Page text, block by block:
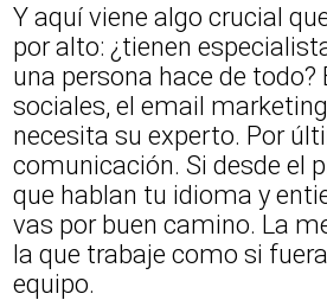
Y aquí viene algo crucial
por alto: ¿tienen
una persona hace de todo?
sociales, el email
necesita su experto. Por
comunicación. Si desde el
que hablan tu idioma y
vas por buen camino. La
la que trabaje como si
equipo.